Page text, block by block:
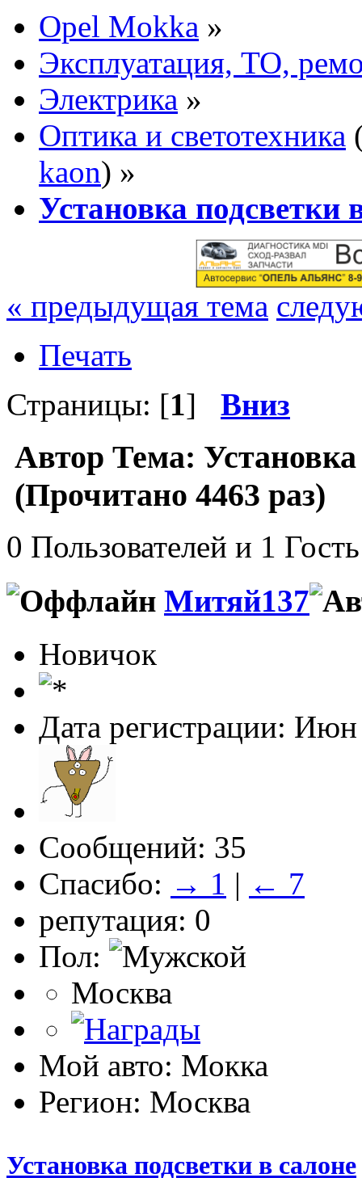
Opel Mokka »
Эксплуатация, ТО,
Электрика »
Оптика и светотехника
kaon) »
Установка подсветки
« предыдущая тема
Печать
Страницы: [1] Вниз
Автор Тема:
(Прочитано 4463 раз)
0 Пользователей и 1
Митяй137
Новичок
Дата регистрации:
Сообщений: 35
Спасибо: → 1 | ← 7
репутация: 0
Пол:
Москва
Мой авто: Мокка
Регион: Москва
Установка подсветки в салоне